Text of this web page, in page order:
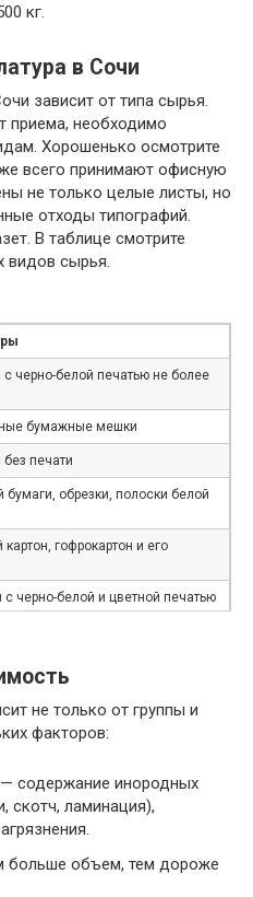
кг.
в Сочи
зависит от типа сырья.
приема, необходимо
Хорошенько осмотрите
всего принимают офисную
не только целые листы, но
отходы типографий.
В таблице смотрите
видов сырья.
черно-белой печатью не более
бумажные мешки
печати
обрезки, полоски белой
гофрокартон и его
черно-белой и цветной печатью
газет и газетной бумаги
шпули, втулки
не только от группы и
факторов:
— содержание инородных
скотч, ламинация),
больше объем, тем дороже